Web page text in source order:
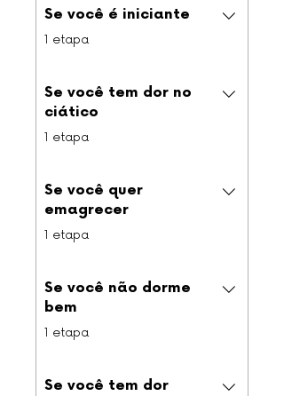
Se você é iniciante
.1 etapa
Se você tem dor no
ciático
.1 etapa
Se você quer
emagrecer
.1 etapa
Se você não dorme
bem
.1 etapa
Se você tem dor